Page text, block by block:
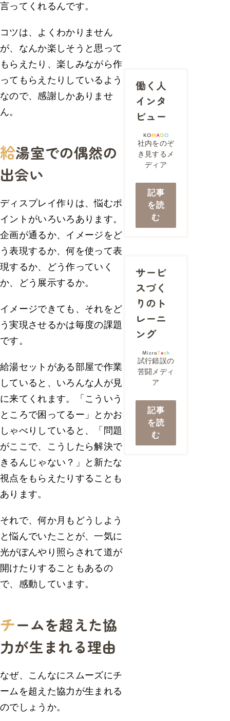
言ってくれるんです。
コツは、よくわかりません
が、なんか楽しそうと思って
もらえたり、楽しみながら作
ってもらえたりしているよう
なので、感謝しかありませ
ん。
給湯室での偶然の
出会い
ディスプレイ作りは、悩むポ
イントがいろいろあります。
企画が通るか、イメージをど
う表現するか、何を使って表
現するか、どう作っていく
か、どう展示するか。
イメージできても、それをど
う実現させるかは毎度の課題
です。
給湯セットがある部屋で作業
していると、いろんな人が見
に来てくれます。「こういう
ところで困ってるー」とかお
しゃべりしていると、「問題
がここで、こうしたら解決で
きるんじゃない？」と新たな
視点をもらえたりすることも
あります。
それで、何か月もどうしよう
と悩んでいたことが、一気に
光がぽんやり照らされて道が
開けたりすることもあるの
で、感動しています。
チームを超えた協
力が生まれる理由
なぜ、こんなにスムーズにチ
ームを超えた協力が生まれる
のでしょうか。
働く人
インタ
ビュー
社内をのぞ
き見するメ
ディア
記事
を読
む
サービ
スづく
りのト
レーニ
ング
試行錯誤の
苦闘メディ
ア
記事
を読
む